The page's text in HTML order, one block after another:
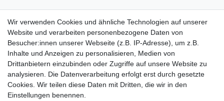
Wir verwenden Cookies und ähnliche Technologien auf unserer
Website und verarbeiten personenbezogene Daten von
Besucher:innen unserer Webseite (z.B. IP-Adresse), um z.B.
Inhalte und Anzeigen zu personalisieren, Medien von
Drittanbietern einzubinden oder Zugriffe auf unsere Website zu
analysieren. Die Datenverarbeitung erfolgt erst durch gesetzte
Cookies. Wir teilen diese Daten mit Dritten, die wir in den
Einstellungen benennen.
Impressum Daten­schutz­erklärung AGB
Barrierefreiheitserklärung
Wir verwenden Cookies und ähnliche Technologien auf unserer
Website und verarbeiten personenbezogene Daten von
Besucher:innen unserer Webseite (z.B. IP-Adresse), um z.B.
Inhalte und Anzeigen zu personalisieren, Medien von
Drittanbietern einzubinden oder Zugriffe auf unsere Website zu
analysieren. Die Datenverarbeitung erfolgt erst durch gesetzte
Cookies. Wir teilen diese Daten mit Dritten, die wir in den
Einstellungen benennen.